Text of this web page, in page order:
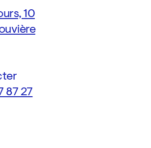
10
87 27